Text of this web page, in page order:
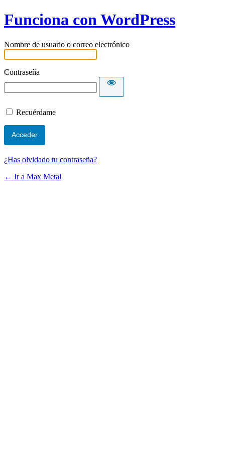
Funciona con WordPress
Nombre de usuario o correo electrónico
Contraseña
Recuérdame
¿Has olvidado tu contraseña?
← Ir a Max Metal